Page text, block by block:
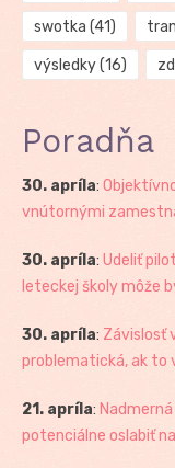
swotka (41)
výsledky(16)
Poradňa
30. apríla:
vnútornými
30. apríla: Udeliť
leteckej školy môže
30. apríla: Závislosť
problematická, ak to
21. apríla:
potenciálne oslabiť